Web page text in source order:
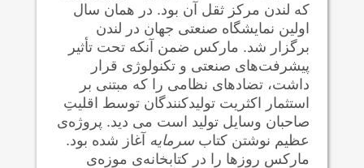
که لندن مرکز ثقل آن بود. در همان سال
اولین نمایشگاه صنعتی جهان در لندن
برگزار شد. مارکس ضمن آنکه تحت تأثیر
پیشرفت‌های صنعتی و تکنولوژی قرار
داشت، تضاد‌های نظامی را که مبتنی بر
استثمار اکثریت تولیدکنندگان توسط اقلیتِ
صاحبان وسایل تولید است می دید. پروژه‌ی
عظیم نوشتن کتابسرمایه آغاز شده بود.
مارکس روزها را در کتابخانه‌ی موزه‌ی